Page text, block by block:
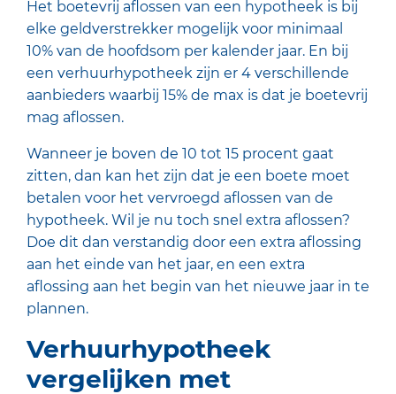
Het boetevrij aflossen van een hypotheek is bij
elke geldverstrekker mogelijk voor minimaal
10% van de hoofdsom per kalender jaar. En bij
een verhuurhypotheek zijn er 4 verschillende
aanbieders waarbij 15% de max is dat je boetevrij
mag aflossen.
Wanneer je boven de 10 tot 15 procent gaat
zitten, dan kan het zijn dat je een boete moet
betalen voor het vervroegd aflossen van de
hypotheek. Wil je nu toch snel extra aflossen?
Doe dit dan verstandig door een extra aflossing
aan het einde van het jaar, en een extra
aflossing aan het begin van het nieuwe jaar in te
plannen.
Verhuurhypotheek
vergelijken met